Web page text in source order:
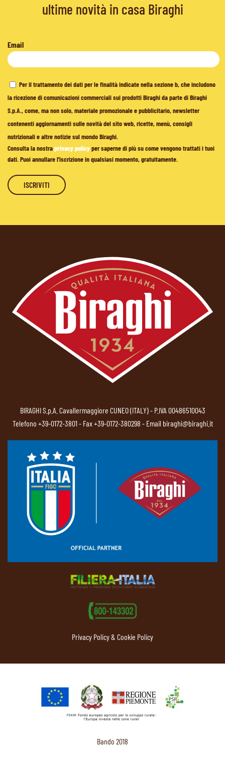
ultime novità in casa Biraghi
Email
Per il trattamento dei dati per le finalità indicate nella sezione b, che includono
la ricezione di comunicazioni commerciali sui prodotti Biraghi da parte di Biraghi
S.p.A., come, ma non solo, materiale promozionale e pubblicitario, newsletter
contenenti aggiornamenti sulle novità del sito web, ricette, menù, consigli
nutrizionali e altre notizie sul mondo Biraghi.
Consulta la nostraprivacy policyper saperne di più su come vengono trattati i tuoi
dati. Puoi annullare l'iscrizione in qualsiasi momento, gratuitamente.
BIRAGHI S.p.A. Cavallermaggiore CUNEO (ITALY) - P.IVA 00486510043
Telefono +39-0172-3801- Fax +39-0172-380298 - Email biraghi@biraghi.it
Privacy Policy & Cookie Policy
Bando 2018